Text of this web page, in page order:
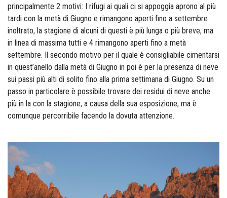
principalmente 2 motivi: I rifugi ai quali ci si appoggia aprono al più
tardi con la metà di Giugno e rimangono aperti fino a settembre
inoltrato, la stagione di alcuni di questi è più lunga o più breve, ma
in linea di massima tutti e 4 rimangono aperti fino a metà
settembre. Il secondo motivo per il quale è consigliabile cimentarsi
in quest’anello dalla metà di Giugno in poi è per la presenza di neve
sui passi più alti di solito fino alla prima settimana di Giugno. Su un
passo in particolare è possibile trovare dei residui di neve anche
più in la con la stagione, a causa della sua esposizione, ma è
comunque percorribile facendo la dovuta attenzione.